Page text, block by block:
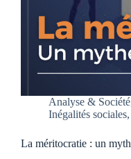
Analyse & Société
Inégalités sociales,
La méritocratie : un